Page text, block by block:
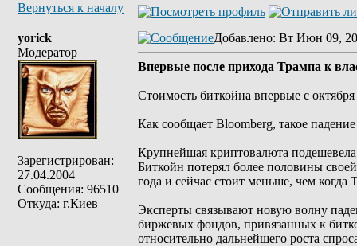
Вернуться к началу
yorick
Модератор
Зарегистрирован:
27.04.2004
Сообщения: 96510
Откуда: г.Киев
Добавлено: Вт Июн 09,
Впервые после прихода Трампа к
Стоимость биткойна впервые с
Как сообщает Bloomberg, такое
Крупнейшая криптовалюта
Биткойн потерял более половины
года и сейчас стоит меньше, чем когда
Эксперты связывают новую волну
биржевых фондов, привязанных к
относительно дальнейшего роста